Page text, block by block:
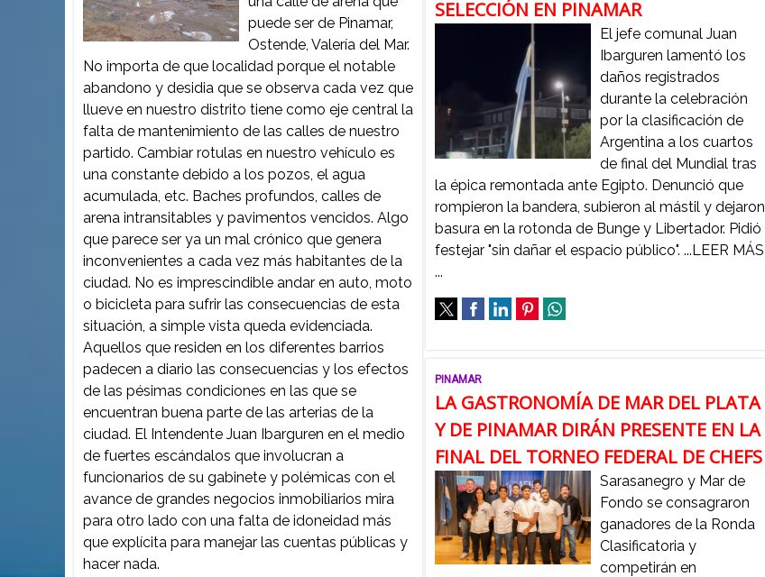
puede ser de Pinamar,
Ostende, Valería del Mar.
No importa de que localidad porque el notable
abandono y desidia que se observa cada vez que
llueve en nuestro distrito tiene como eje central la
falta de mantenimiento de las calles de nuestro
partido. Cambiar rotulas en nuestro vehículo es
una constante debido a los pozos, el agua
acumulada, etc. Baches profundos, calles de
arena intransitables y pavimentos vencidos. Algo
que parece ser ya un mal crónico que genera
inconvenientes a cada vez más habitantes de la
ciudad. No es imprescindible andar en auto, moto
o bicicleta para sufrir las consecuencias de esta
situación, a simple vista queda evidenciada.
Aquellos que residen en los diferentes barrios
padecen a diario las consecuencias y los efectos
de las pésimas condiciones en las que se
encuentran buena parte de las arterias de la
ciudad. El Intendente Juan Ibarguren en el medio
de fuertes escándalos que involucran a
funcionarios de su gabinete y polémicas con el
avance de grandes negocios inmobiliarios mira
para otro lado con una falta de idoneidad más
que explícita para manejar las cuentas públicas y
hacer nada.
SELECCIÓN EN PINAMAR
El jefe comunal Juan
Ibarguren lamentó los
daños registrados
durante la celebración
por la clasificación de
Argentina a los cuartos
de final del Mundial tras
la épica remontada ante Egipto. Denunció que
rompieron la bandera, subieron al mástil y dejaron
basura en la rotonda de Bunge y Libertador. Pidió
festejar "sin dañar el espacio público". ...LEER MÁS
...
PINAMAR
LA GASTRONOMÍA DE MAR DEL PLATA
Y DE PINAMAR DIRÁN PRESENTE EN LA
FINAL DEL TORNEO FEDERAL DE CHEFS
Sarasanegro y Mar de
Fondo se consagraron
ganadores de la Ronda
Clasificatoria y
competirán en